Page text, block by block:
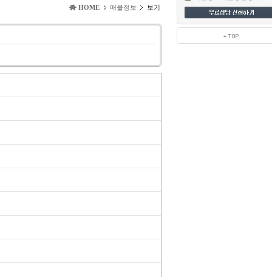
HOME 매물정보 보기